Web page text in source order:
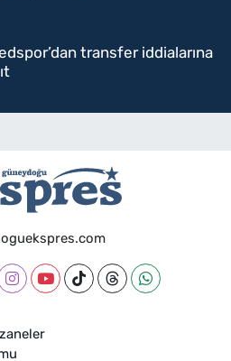
transfer iddialarına